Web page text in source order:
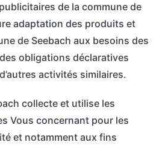
de la commune de
adaptation des produits et
de Seebach aux besoins des
obligations déclaratives
activités similaires.
collecte et utilise les
Vous concernant pour les
et notamment aux fins